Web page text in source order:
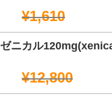
¥1,610
ゼニカル
¥12,800